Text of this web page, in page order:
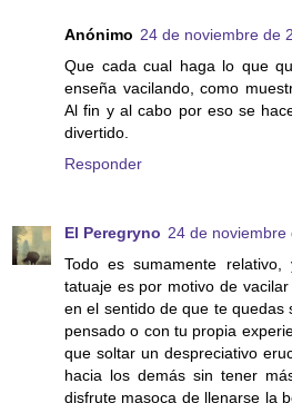
Anónimo 24 de noviembre de
Que cada cual haga lo que
enseña vacilando, como
Al fin y al cabo por eso se
divertido.
Responder
El Peregryno 24 de noviembre
Todo es sumamente
tatuaje es por motivo de
en el sentido de que te quedas
pensado o con tu propia
que soltar un despreciativo
hacia los demás sin tener
disfrute masoca de llenarse la